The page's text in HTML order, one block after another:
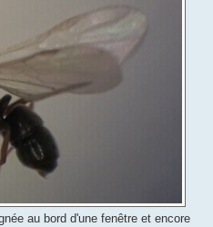
au bord d'une fenêtre et encore